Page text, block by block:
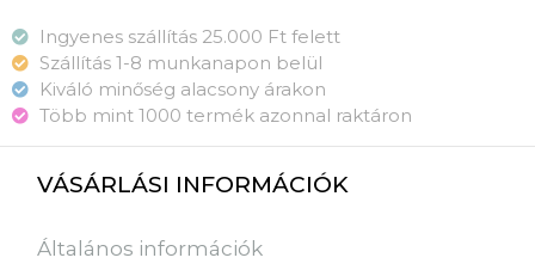
Ingyenes szállítás 25.000 Ft felett
Szállítás 1-8 munkanapon belül
Kiváló minőség alacsony árakon
Több mint 1000 termék azonnal raktáron
VÁSÁRLÁSI INFORMÁCIÓK
Általános információk